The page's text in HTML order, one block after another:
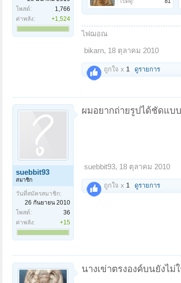
โพสต์:
1,766
ค่าพลัง:
+1,524
ไฟฌอณ
bikarn, 18 ตุลาคม 2010
ถูกใจ x 1 ดูรายการ
suebbit93
สมาชิก
วันที่สมัครสมาชิก:
26 กันยายน 2010
โพสต์:
36
ค่าพลัง:
+15
ผมอยากถ่ายรูปได้ชัดแบ
suebbit93, 18 ตุลาคม 2010
ถูกใจ x 1 ดูรายการ
นางเข่าตรงองค์บนยังไม่